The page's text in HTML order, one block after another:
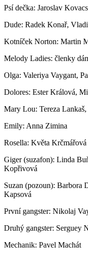
Psí dečka: Jaroslav Kovacs
Dude: Radek Konař,
Kotníček Norton: Martin
Melody Ladies: členky
Olga: Valeriya Vaygant,
Dolores: Ester Králová,
Mary Lou: Tereza
Emily: Anna Zimina
Rosella: Květa Krčmářová
Giger (suzafon): Linda
Kopřivová
Suzan (pozoun): Barbora
Kapsová
První gangster: Nikolaj
Druhý gangster: Serguey
Mechanik: Pavel Machát